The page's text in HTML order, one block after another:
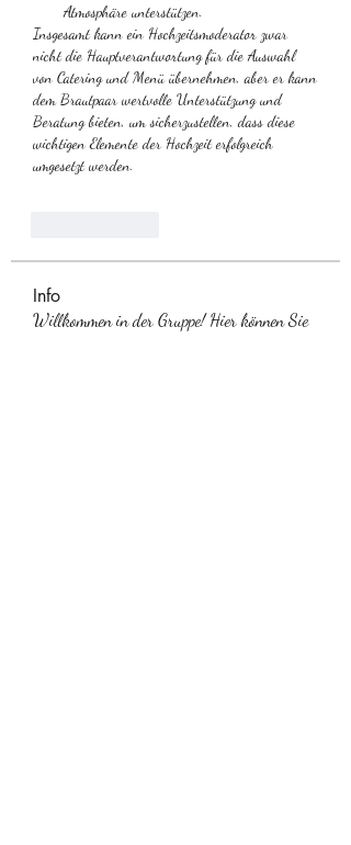
Atmosphäre unterstützen.
Insgesamt kann ein Hochzeitsmoderator zwar
nicht die Hauptverantwortung für die Auswahl
von Catering und Menü übernehmen, aber er kann
dem Brautpaar wertvolle Unterstützung und
Beratung bieten, um sicherzustellen, dass diese
wichtigen Elemente der Hochzeit erfolgreich
umgesetzt werden.
Info
Willkommen in der Gruppe! Hier können Sie